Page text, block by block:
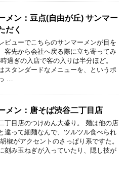
メン：豆点(自由が丘) サンマー
だく
ビューでこちらのサンマーメンが目を
客先から会社へ戻る際に立ち寄ってみ
過ぎの入店で客の入りは半分ほど。
スタンダードなメニューを、というポ
…
メン：唐そば渋谷二丁目店
丁目店のつけめん大盛り。 麺は他の店
違って細麺なんで、ツルツル食べられ
椒がアクセントのさっぱり系ですた。
刻み玉ねぎが入っていたり、隠し技が